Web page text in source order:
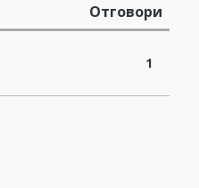
Отговори
1